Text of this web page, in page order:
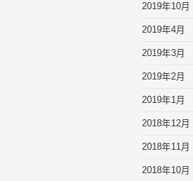
2019年10月
2019年4月
2019年3月
2019年2月
2019年1月
2018年12月
2018年11月
2018年10月